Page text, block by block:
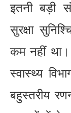
इतनी बड़ी
सुरक्षा
कम नहीं
स्वास्थ्य
बहुस्तरीय